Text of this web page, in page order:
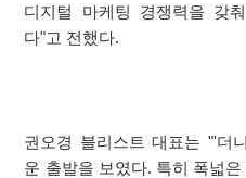
디지털 마케팅 경쟁력을 갖
다"고 전했다.
권오경 블리스트 대표는 "'더
운 출발을 보였다. 특히 폭넓